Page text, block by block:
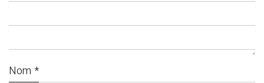
Nom *